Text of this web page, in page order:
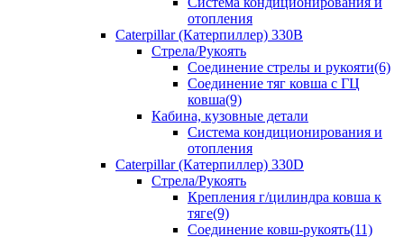
отопления
Caterpillar (Катерпиллер) 330B
Стрела/Рукоять
Соединение стрелы и рукояти(6)
Соединение тяг ковша с ГЦ
ковша(9)
Кабина, кузовные детали
Система кондиционирования и
отопления
Caterpillar (Катерпиллер) 330D
Стрела/Рукоять
Крепления г/цилиндра ковша к
тяге(9)
Соединение ковш-рукоять(11)